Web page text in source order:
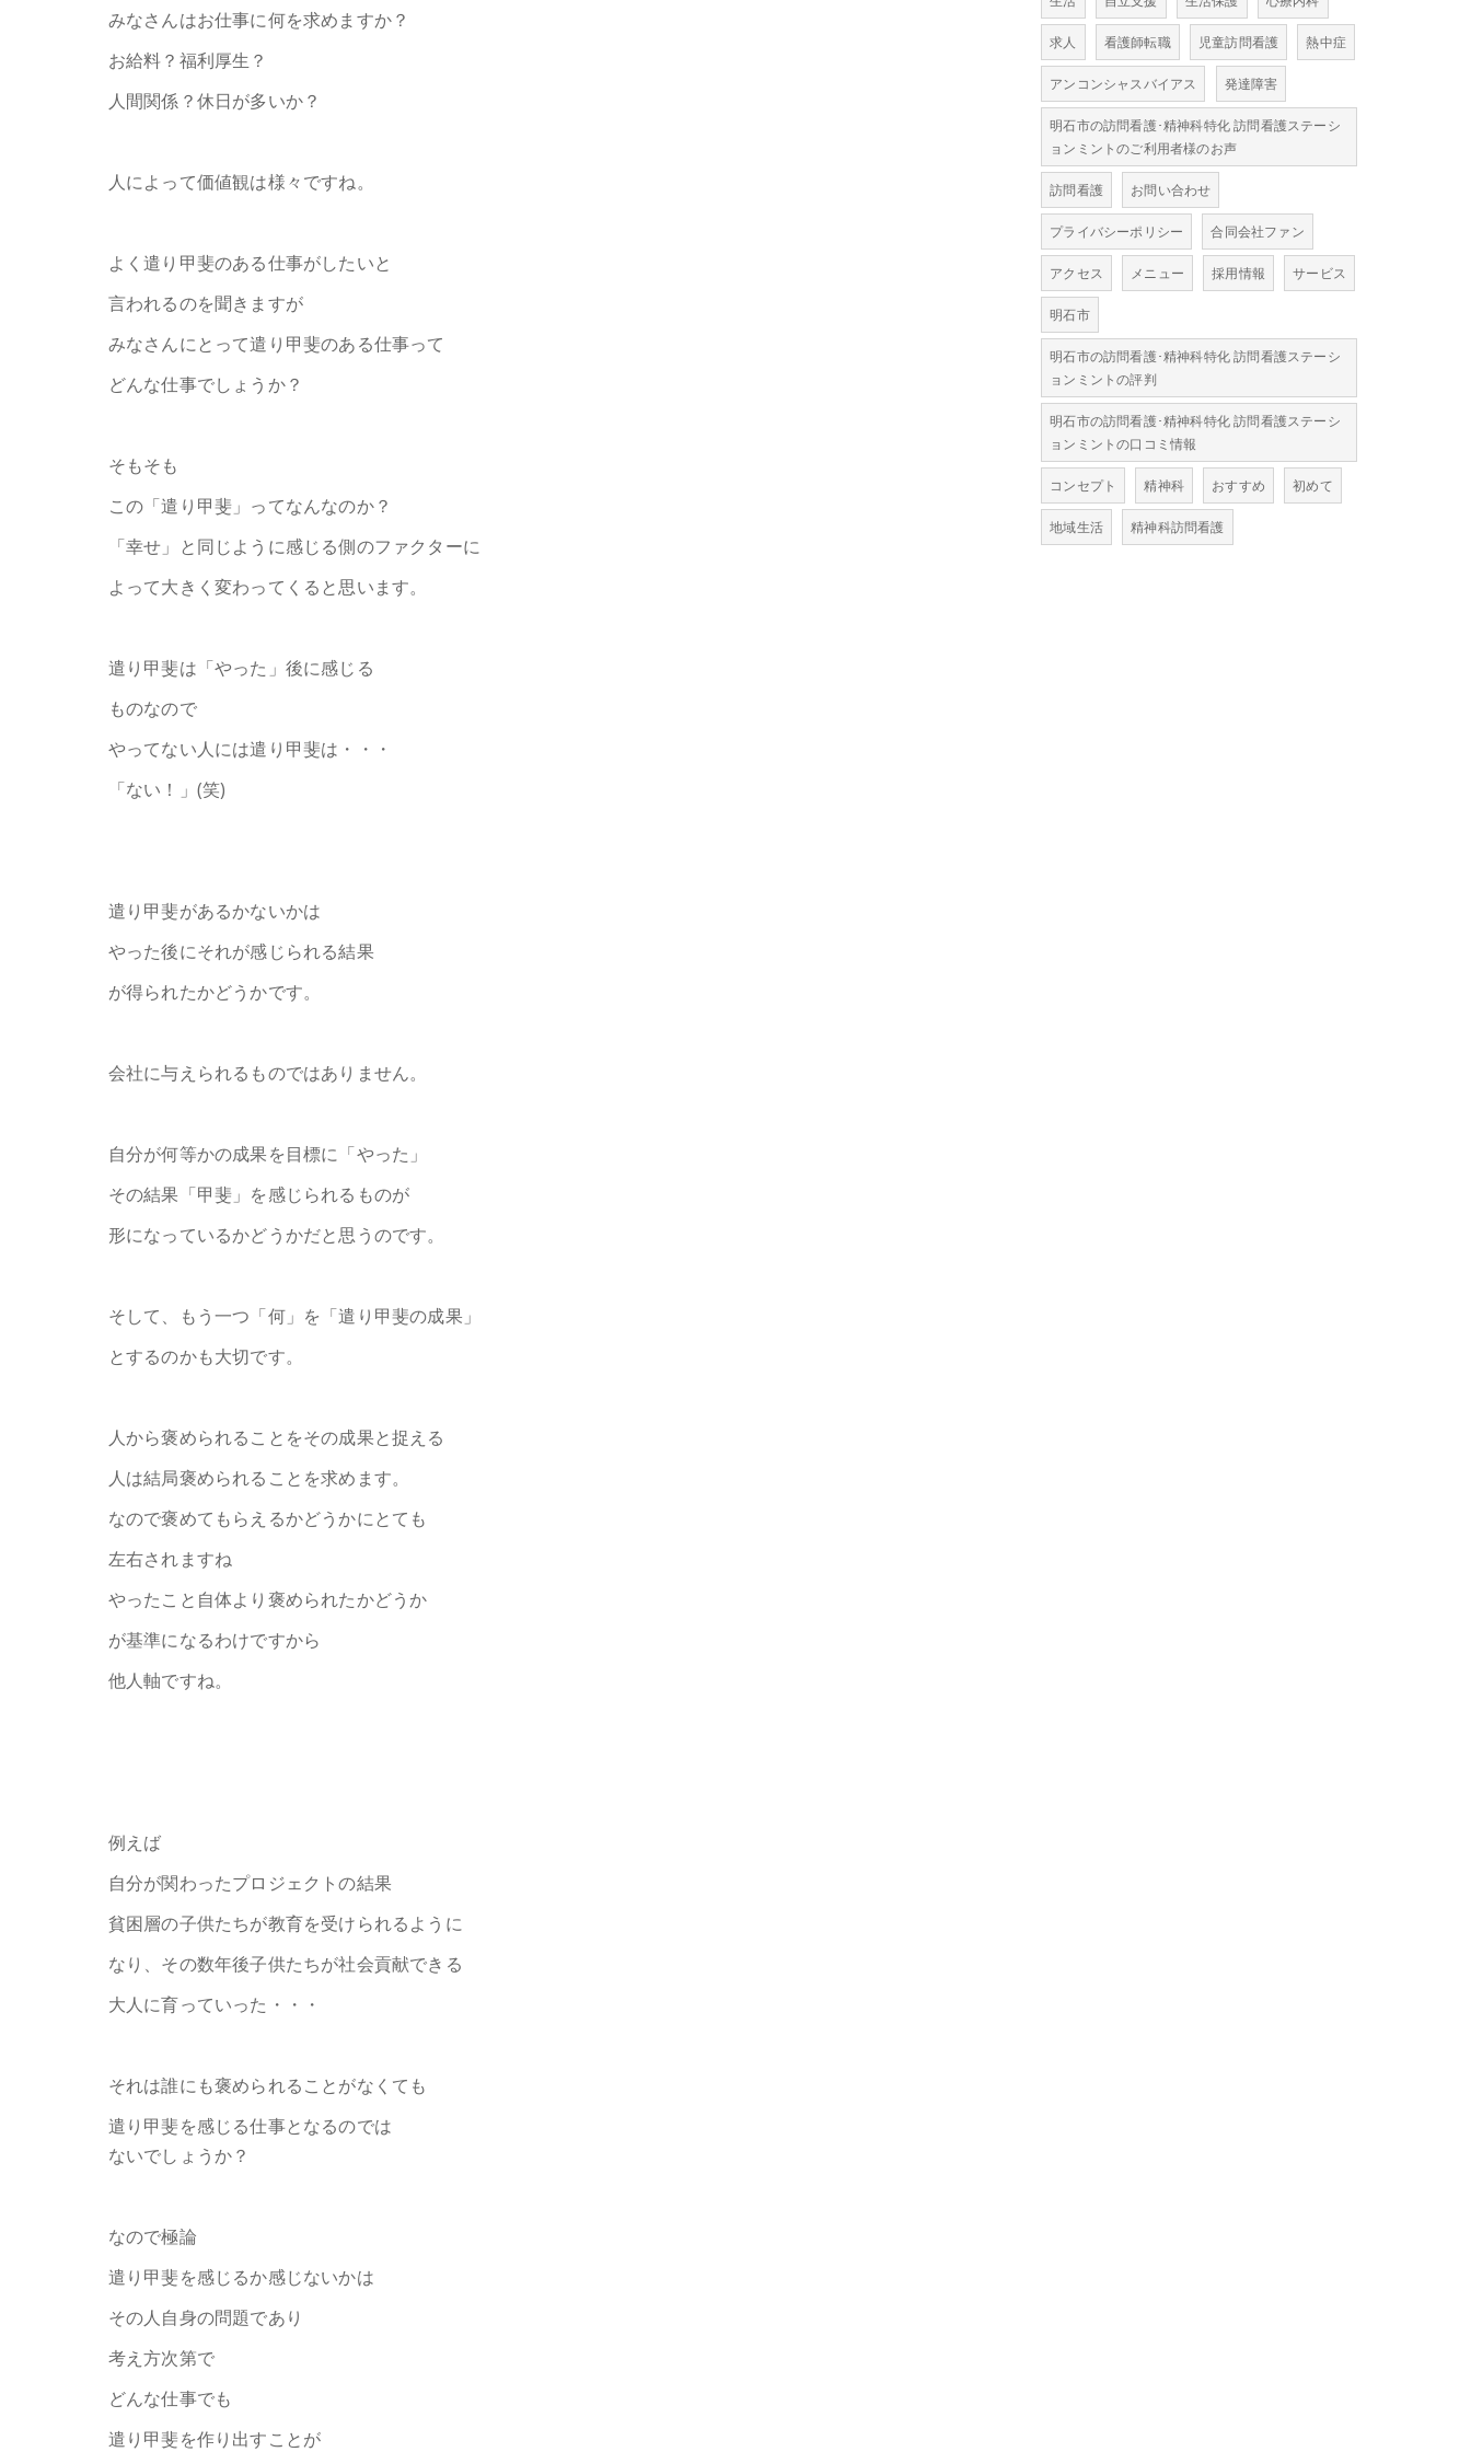
みなさんはお仕事に何を求めますか？
お給料？福利厚生？
人間関係？休日が多いか？
人によって価値観は様々ですね。
よく遣り甲斐のある仕事がしたいと
言われるのを聞きますが
みなさんにとって遣り甲斐のある仕事って
どんな仕事でしょうか？
そもそも
この「遣り甲斐」ってなんなのか？
「幸せ」と同じように感じる側のファクターに
よって大きく変わってくると思います。
遣り甲斐は「やった」後に感じる
ものなので
やってない人には遣り甲斐は・・・
「ない！」(笑)
遣り甲斐があるかないかは
やった後にそれが感じられる結果
が得られたかどうかです。
会社に与えられるものではありません。
自分が何等かの成果を目標に「やった」
その結果「甲斐」を感じられるものが
形になっているかどうかだと思うのです。
そして、もう一つ「何」を「遣り甲斐の成果」
とするのかも大切です。
人から褒められることをその成果と捉える
人は結局褒められることを求めます。
なので褒めてもらえるかどうかにとても
左右されますね
やったこと自体より褒められたかどうか
が基準になるわけですから
他人軸ですね。
例えば
自分が関わったプロジェクトの結果
貧困層の子供たちが教育を受けられるように
なり、その数年後子供たちが社会貢献できる
大人に育っていった・・・
それは誰にも褒められることがなくても
遣り甲斐を感じる仕事となるのでは
ないでしょうか？
なので極論
遣り甲斐を感じるか感じないかは
その人自身の問題であり
考え方次第で
どんな仕事でも
遣り甲斐を作り出すことが
求人 看護師転職 児童訪問看護 熱中症
アンコンシャスバイアス 発達障害
明石市の訪問看護･精神科特化 訪問看護ステーシ
ョンミントのご利用者様のお声
訪問看護 お問い合わせ
プライバシーポリシー 合同会社ファン
アクセス メニュー 採用情報 サービス
明石市
明石市の訪問看護･精神科特化 訪問看護ステーシ
ョンミントの評判
明石市の訪問看護･精神科特化 訪問看護ステーシ
ョンミントの口コミ情報
コンセプト 精神科 おすすめ 初めて
地域生活 精神科訪問看護